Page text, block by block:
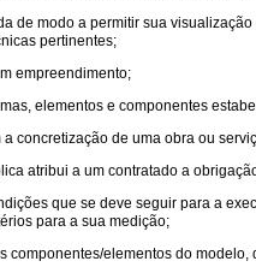
de modo a permitir sua
pertinentes;
empreendimento;
elementos e componentes
concretização de uma obra ou
atribui a um contratado a
que se deve seguir para a
para a sua medição;
elementos do